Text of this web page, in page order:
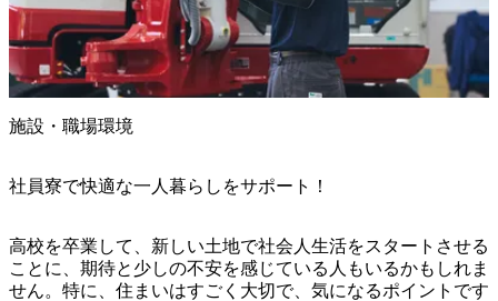
施設・職場環境
社員寮で快適な一人暮らしをサポート！
高校を卒業して、新しい土地で社会人生活をスタートさせる
ことに、期待と少しの不安を感じている人もいるかもしれま
せん。特に、住まいはすごく大切で、気になるポイントです